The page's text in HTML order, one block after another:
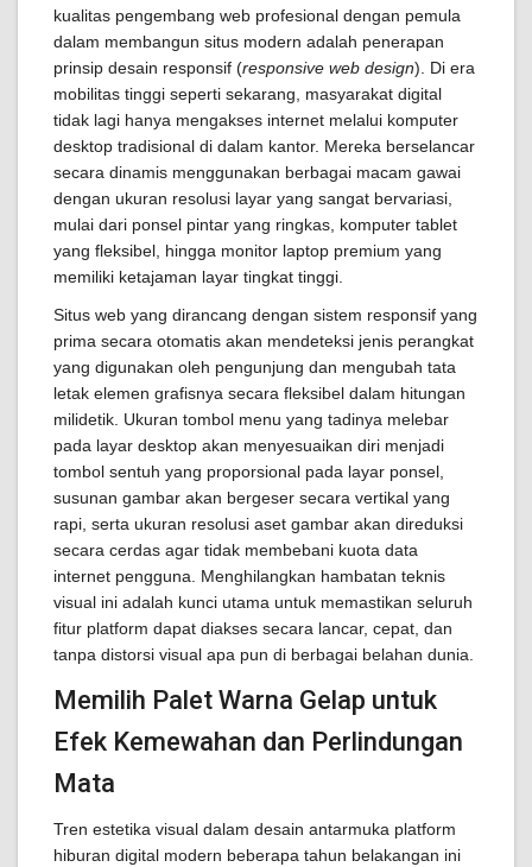
kualitas pengembang web profesional dengan pemula
dalam membangun situs modern adalah penerapan
prinsip desain responsif (responsive web design). Di era
mobilitas tinggi seperti sekarang, masyarakat digital
tidak lagi hanya mengakses internet melalui komputer
desktop tradisional di dalam kantor. Mereka berselancar
secara dinamis menggunakan berbagai macam gawai
dengan ukuran resolusi layar yang sangat bervariasi,
mulai dari ponsel pintar yang ringkas, komputer tablet
yang fleksibel, hingga monitor laptop premium yang
memiliki ketajaman layar tingkat tinggi.
Situs web yang dirancang dengan sistem responsif yang
prima secara otomatis akan mendeteksi jenis perangkat
yang digunakan oleh pengunjung dan mengubah tata
letak elemen grafisnya secara fleksibel dalam hitungan
milidetik. Ukuran tombol menu yang tadinya melebar
pada layar desktop akan menyesuaikan diri menjadi
tombol sentuh yang proporsional pada layar ponsel,
susunan gambar akan bergeser secara vertikal yang
rapi, serta ukuran resolusi aset gambar akan direduksi
secara cerdas agar tidak membebani kuota data
internet pengguna. Menghilangkan hambatan teknis
visual ini adalah kunci utama untuk memastikan seluruh
fitur platform dapat diakses secara lancar, cepat, dan
tanpa distorsi visual apa pun di berbagai belahan dunia.
Memilih Palet Warna Gelap untuk
Efek Kemewahan dan Perlindungan
Mata
Tren estetika visual dalam desain antarmuka platform
hiburan digital modern beberapa tahun belakangan ini